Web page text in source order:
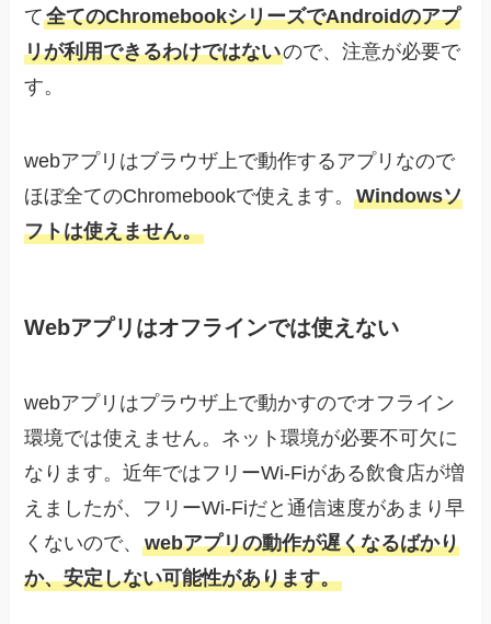
て全てのChromebookシリーズでAndroidのアプ
リが利用できるわけではないので、注意が必要で
す。
webアプリはブラウザ上で動作するアプリなので
ほぼ全てのChromebookで使えます。Windowsソ
フトは使えません。
Webアプリはオフラインでは使えない
webアプリはプラウザ上で動かすのでオフライン
環境では使えません。ネット環境が必要不可欠に
なります。近年ではフリーWi-Fiがある飲食店が増
えましたが、フリーWi-Fiだと通信速度があまり早
くないので、webアプリの動作が遅くなるばかり
か、安定しない可能性があります。